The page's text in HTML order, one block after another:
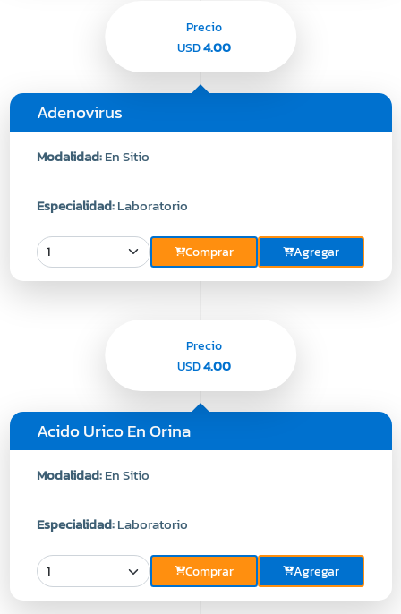
Adenovirus
Modalidad:En Sitio
Especialidad:Laboratorio
Comprar Agregar
Precio
USD4.00
Acido Urico En Orina
Modalidad:En Sitio
Especialidad:Laboratorio
Comprar Agregar
Precio
USD4.00